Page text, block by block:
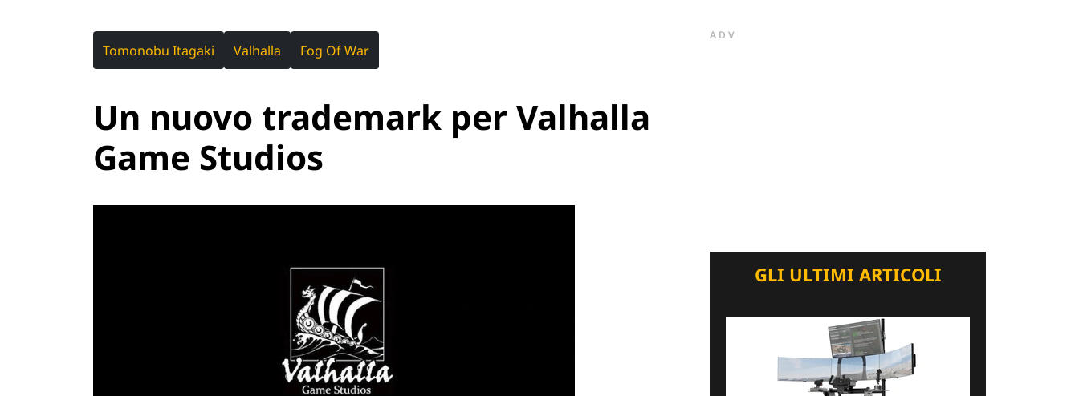
Tomonobu Itagaki Valhalla Fog Of War
Un nuovo trademark per Valhalla
Game Studios
ADV
GLI ULTIMI ARTICOLI